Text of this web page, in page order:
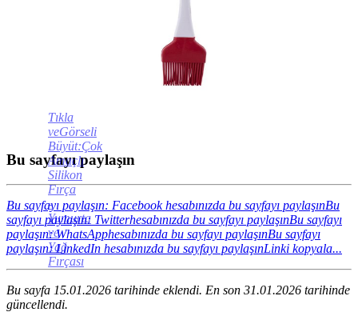
Tıkla
veGörseli
Büyüt:Çok
Amaçlı
Silikon
Fırça
-
Yumurta
ve
Yağ
Fırçası
Bu sayfayı paylaşın
Bu sayfayı paylaşın: Facebook hesabınızda bu sayfayı paylaşınBu
sayfayı paylaşın: Twitterhesabınızda bu sayfayı paylaşınBu sayfayı
paylaşın: WhatsApphesabınızda bu sayfayı paylaşınBu sayfayı
paylaşın: LinkedIn hesabınızda bu sayfayı paylaşınLinki kopyala...
Bu sayfa 15.01.2026 tarihinde eklendi. En son 31.01.2026 tarihinde
güncellendi.